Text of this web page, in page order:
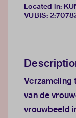
Located in:
VUBIS:
Verzameling
van de
vrouwbeeld